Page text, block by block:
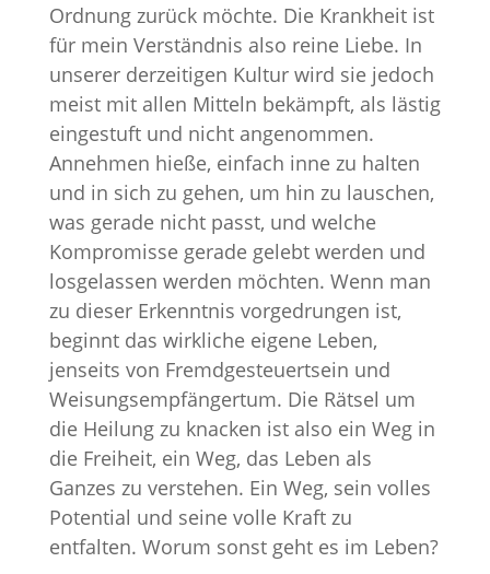
Ordnung zurück möchte. Die Krankheit ist
für mein Verständnis also reine Liebe. In
unserer derzeitigen Kultur wird sie jedoch
meist mit allen Mitteln bekämpft, als lästig
eingestuft und nicht angenommen.
Annehmen hieße, einfach inne zu halten
und in sich zu gehen, um hin zu lauschen,
was gerade nicht passt, und welche
Kompromisse gerade gelebt werden und
losgelassen werden möchten. Wenn man
zu dieser Erkenntnis vorgedrungen ist,
beginnt das wirkliche eigene Leben,
jenseits von Fremdgesteuertsein und
Weisungsempfängertum. Die Rätsel um
die Heilung zu knacken ist also ein Weg in
die Freiheit, ein Weg, das Leben als
Ganzes zu verstehen. Ein Weg, sein volles
Potential und seine volle Kraft zu
entfalten. Worum sonst geht es im Leben?